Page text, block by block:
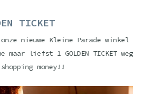
TICKET
onze nieuwe Kleine Parade winkel
liefst 1 GOLDEN TICKET weg
money!!